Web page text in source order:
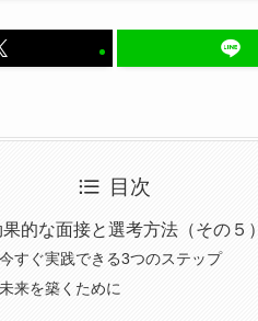
目次
的な面接と選考方法（その５）
すぐ実践できる3つのステップ
来を築くために